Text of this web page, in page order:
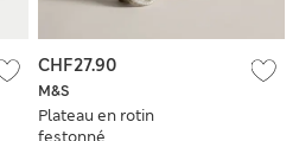
M&S
Plateau en rotin
festonné
CHF27.90